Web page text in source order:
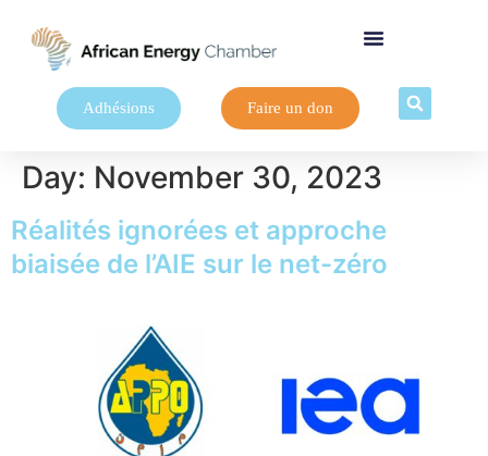
Adhésions Faire un don
Day: November 30, 2023
Réalités ignorées et approche
biaisée de l’AIE sur le net-zéro